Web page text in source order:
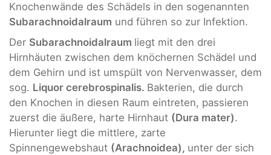
Knochenwände des Schädels in den sogenannten
Subarachnoidalraum und führen so zur Infektion.
Der Subarachnoidalraum liegt mit den drei
Hirnhäuten zwischen dem knöchernen Schädel und
dem Gehirn und ist umspült von Nervenwasser, dem
sog. Liquor cerebrospinalis. Bakterien, die durch
den Knochen in diesen Raum eintreten, passieren
zuerst die äußere, harte Hirnhaut (Dura mater).
Hierunter liegt die mittlere, zarte
Spinnengewebshaut (Arachnoidea), unter der sich